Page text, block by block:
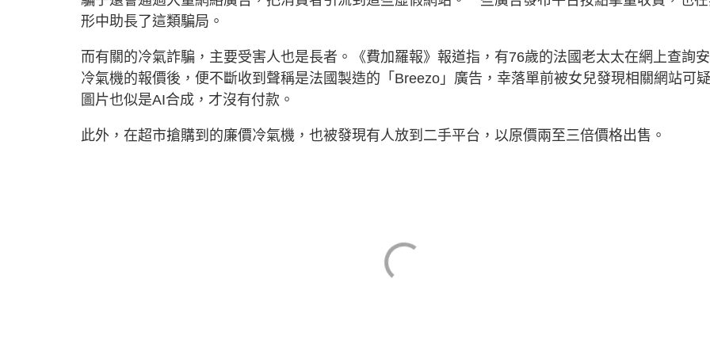
形中助長了這類騙局。
而有關的冷氣詐騙，主要受害人也是長者。《費加羅報》報道指，有76歲的法國老太太在網上查詢
冷氣機的報價後，便不斷收到聲稱是法國製造的「Breezo」廣告，幸落單前被女兒發現相關網站可疑
圖片也似是AI合成，才沒有付款。
此外，在超市搶購到的廉價冷氣機，也被發現有人放到二手平台，以原價兩至三倍價格出售。